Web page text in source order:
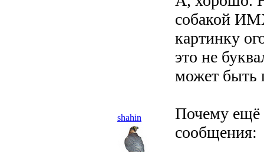
shahin
собакой
картинку
это не
может быть
Почему ещё
сообщения: